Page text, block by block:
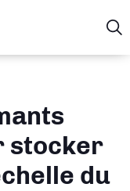
stocker
du